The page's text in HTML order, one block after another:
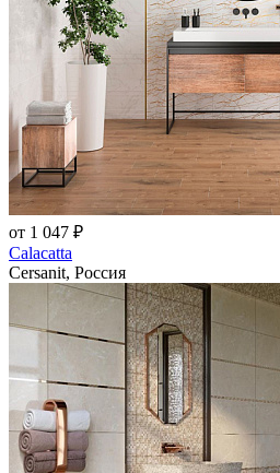
от 1 047 ₽
Calacatta
Cersanit, Россия